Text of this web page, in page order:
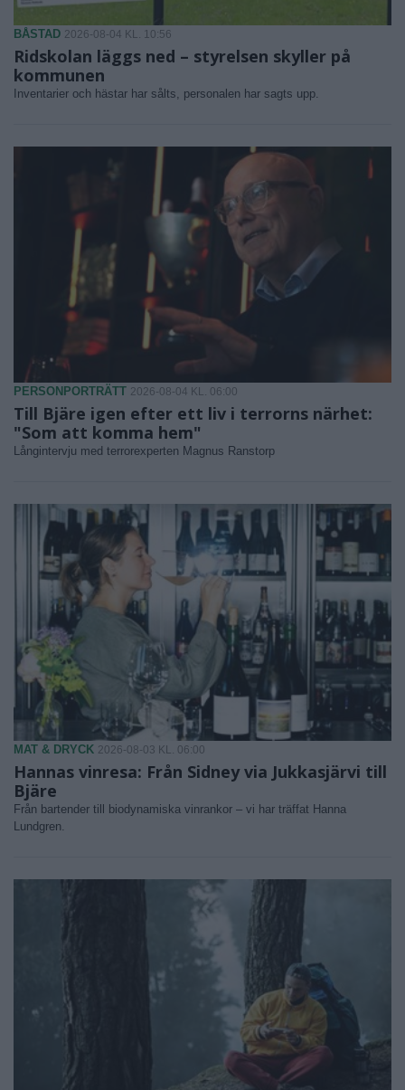
BÅSTAD 2026-08-04 KL. 10:56
Ridskolan läggs ned – styrelsen skyller på
kommunen
Inventarier och hästar har sålts, personalen har sagts upp.
PERSONPORTRÄTT 2026-08-04 KL. 06:00
Till Bjäre igen efter ett liv i terrorns närhet:
"Som att komma hem"
Långintervju med terrorexperten Magnus Ranstorp
MAT & DRYCK 2026-08-03 KL. 06:00
Hannas vinresa: Från Sidney via Jukkasjärvi till
Bjäre
Från bartender till biodynamiska vinrankor – vi har träffat Hanna
Lundgren.